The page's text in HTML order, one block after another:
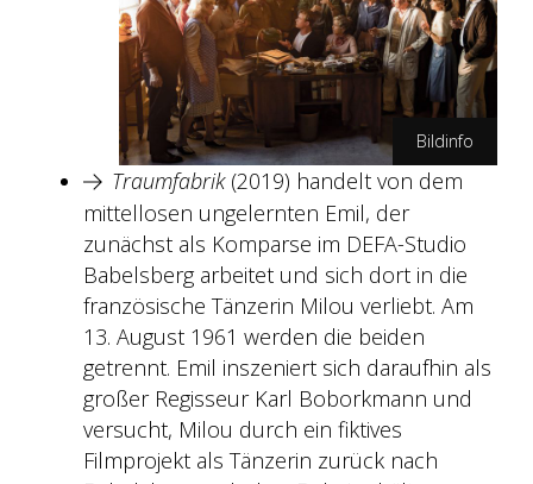
Bildinfo
Julia Terjung/TOBIS Film
Traumfabrik (2019) handelt von dem
mittellosen ungelernten Emil, der
zunächst als Komparse im DEFA-Studio
Babelsberg arbeitet und sich dort in die
französische Tänzerin Milou verliebt. Am
13. August 1961 werden die beiden
getrennt. Emil inszeniert sich daraufhin als
großer Regisseur Karl Boborkmann und
versucht, Milou durch ein fiktives
Filmprojekt als Tänzerin zurück nach